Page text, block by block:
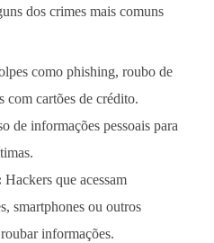
dos crimes mais comuns
como phishing, roubo de
com cartões de crédito.
de informações pessoais para
Hackers que acessam
smartphones ou outros
informações.